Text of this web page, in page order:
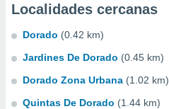
Localidades cercanas
Dorado (0.42 km)
Jardines De Dorado (0.45 km)
Dorado Zona Urbana (1.02 km)
Quintas De Dorado (1.44 km)